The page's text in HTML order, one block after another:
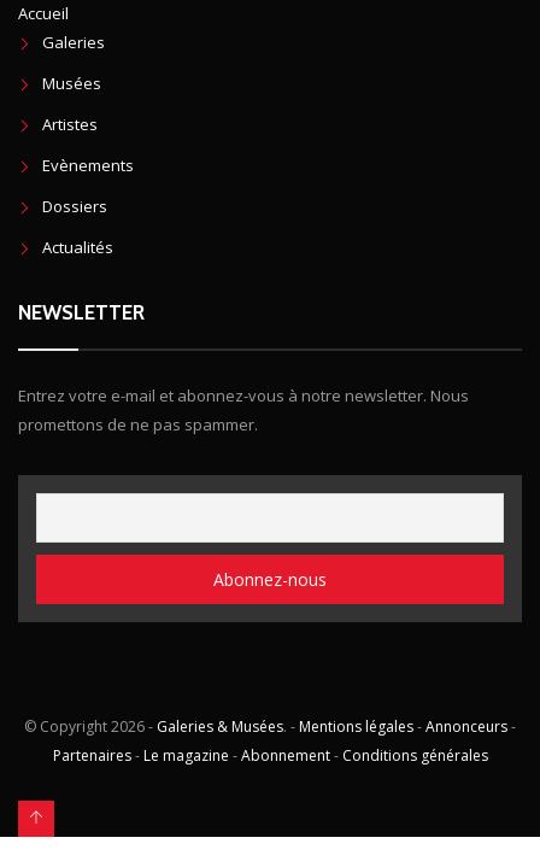
Accueil
Galeries
Musées
Artistes
Evènements
Dossiers
Actualités
NEWSLETTER
Entrez votre e-mail et abonnez-vous à notre newsletter. Nous
promettons de ne pas spammer.
© Copyright2026 - Galeries & Musées. - Mentions légales-Annonceurs-
Partenaires- Le magazine -Abonnement- Conditions générales